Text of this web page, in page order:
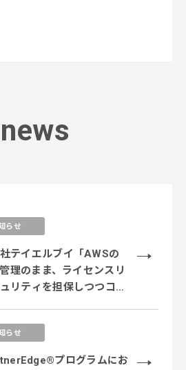
らせ
テイエルブイ「AWSの
理のまま、ライセンスリ
リティを担保しつつコス
らせ
プログラムにお